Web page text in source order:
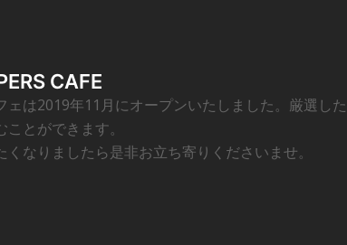
CAFE
ェは2019年11月にオープンいたしました。厳選し
とができます。
なりましたら是非お立ち寄りくださいませ。